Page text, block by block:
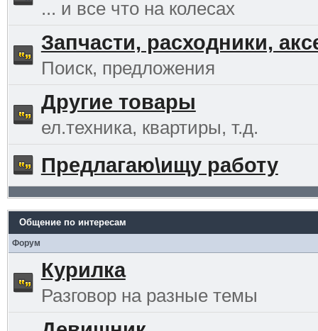
... и все что на колесах
Запчасти, расходники,
Поиск, предложения
Другие товары
ел.техника, квартиры, т.д.
Предлагаю\ищу работу
Общение по интересам
Форум
Курилка
Разговор на разные темы